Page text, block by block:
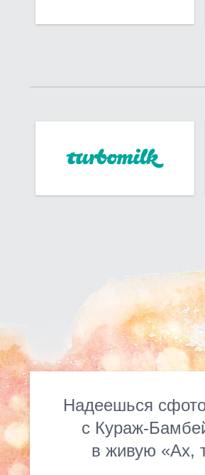
Надеешься
с Кураж-
в живую «Ах,